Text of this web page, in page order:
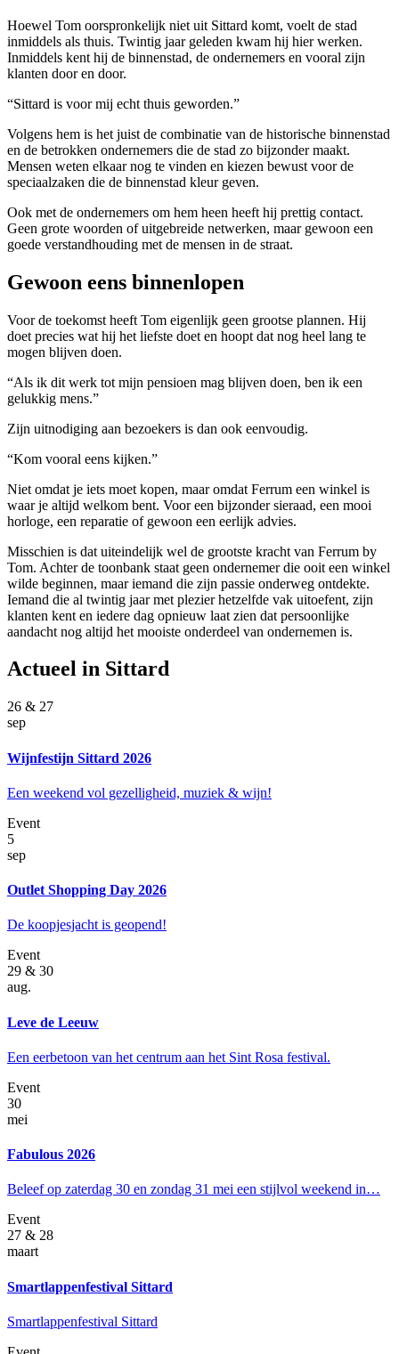
Hoewel Tom oorspronkelijk niet uit Sittard komt, voelt de stad
inmiddels als thuis. Twintig jaar geleden kwam hij hier werken.
Inmiddels kent hij de binnenstad, de ondernemers en vooral zijn
klanten door en door.
“Sittard is voor mij echt thuis geworden.”
Volgens hem is het juist de combinatie van de historische binnenstad
en de betrokken ondernemers die de stad zo bijzonder maakt.
Mensen weten elkaar nog te vinden en kiezen bewust voor de
speciaalzaken die de binnenstad kleur geven.
Ook met de ondernemers om hem heen heeft hij prettig contact.
Geen grote woorden of uitgebreide netwerken, maar gewoon een
goede verstandhouding met de mensen in de straat.
Gewoon eens binnenlopen
Voor de toekomst heeft Tom eigenlijk geen grootse plannen. Hij
doet precies wat hij het liefste doet en hoopt dat nog heel lang te
mogen blijven doen.
“Als ik dit werk tot mijn pensioen mag blijven doen, ben ik een
gelukkig mens.”
Zijn uitnodiging aan bezoekers is dan ook eenvoudig.
“Kom vooral eens kijken.”
Niet omdat je iets moet kopen, maar omdat Ferrum een winkel is
waar je altijd welkom bent. Voor een bijzonder sieraad, een mooi
horloge, een reparatie of gewoon een eerlijk advies.
Misschien is dat uiteindelijk wel de grootste kracht van Ferrum by
Tom. Achter de toonbank staat geen ondernemer die ooit een winkel
wilde beginnen, maar iemand die zijn passie onderweg ontdekte.
Iemand die al twintig jaar met plezier hetzelfde vak uitoefent, zijn
klanten kent en iedere dag opnieuw laat zien dat persoonlijke
aandacht nog altijd het mooiste onderdeel van ondernemen is.
Actueel in Sittard
26 & 27
sep
Wijnfestijn Sittard 2026
Een weekend vol gezelligheid, muziek & wijn!
Event
5
sep
Outlet Shopping Day 2026
De koopjesjacht is geopend!
Event
29 & 30
aug.
Leve de Leeuw
Een eerbetoon van het centrum aan het Sint Rosa festival.
Event
30
mei
Fabulous 2026
Beleef op zaterdag 30 en zondag 31 mei een stijlvol weekend in…
Event
27 & 28
maart
Smartlappenfestival Sittard
Smartlappenfestival Sittard